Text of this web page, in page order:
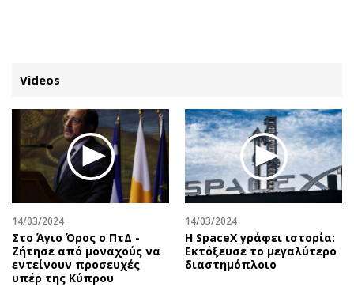
ΚΑΤΗΓΟΡΙΕΣ ΣΥΝΔΕΣΗ
Κύπρος
Παιδεία
Υγεία
Πολιτική
Βουλευτικές 2026
Εκλογές 2024
Απόψεις
Αρθρογραφία
The Hill
Υγεία
Αγγελίες
Videos
14/03/2024
Στο Άγιο Όρος ο ΠτΔ -
Ζήτησε από μοναχούς να
εντείνουν προσευχές
υπέρ της Κύπρου
14/03/2024
Η SpaceX γράφει ιστορία:
Εκτόξευσε το μεγαλύτερο
διαστημόπλοιο